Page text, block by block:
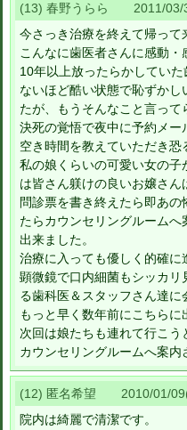
(13) 春野うらら 2011/03/
今さっき治療を終えて帰って
こんなに歯医者さんに感動・
10年以上放ったらかしてい
ないほど酷い状態で恥ずか
たが、もうそんなこと言っ
決死の覚悟で夜中に予約メ
空き時間を教えていただき恐
私の娘くらいの可愛い女の
は皆さん躾けの良いお嬢さん
問診票を書き終えたら即あ
たらカウンセリングルーム
出来ました。
治療に入っても優しく的確に
顕微鏡で口内細菌もシッカリ
る歯科医＆スタッフさん達に
もっと早く数年前にこちら
次回は娘たちも連れて行こう
カウンセリングルームへ案
(12) 匿名希望 2010/01/
院内は綺麗で清潔です。